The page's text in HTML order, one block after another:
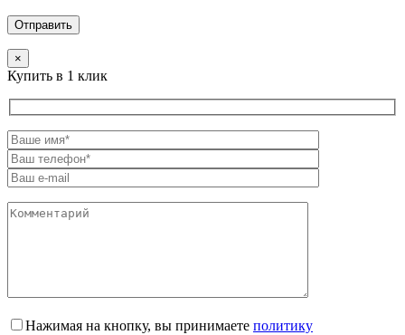
×
Купить в 1 клик
Нажимая на кнопку, вы принимаете политику